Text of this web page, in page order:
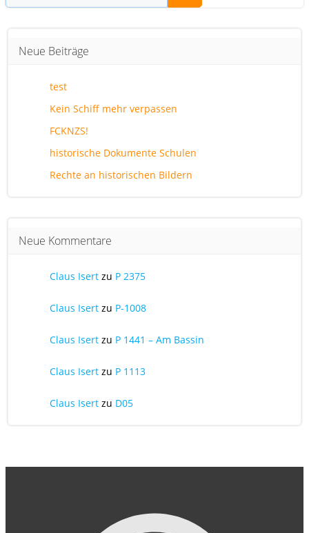
Neue Beiträge
test
Kein Schiff mehr verpassen
FCKNZS!
historische Dokumente Schulen
Rechte an historischen Bildern
Neue Kommentare
Claus Isert zu P 2375
Claus Isert zu P-1008
Claus Isert zu P 1441 – Am Bassin
Claus Isert zu P 1113
Claus Isert zu D05